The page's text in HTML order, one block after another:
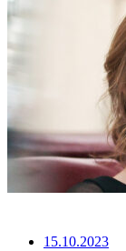
15.10.2023